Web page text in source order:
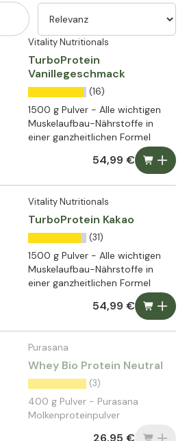
Vitality Nutritionals
TurboProtein
Vanillegeschmack
(16)
1500 g Pulver - Alle wichtigen
Muskelaufbau-Nährstoffe in
einer ganzheitlichen Formel
54,99 €
Vitality Nutritionals
TurboProtein Kakao
(31)
1500 g Pulver - Alle wichtigen
Muskelaufbau-Nährstoffe in
einer ganzheitlichen Formel
54,99 €
Purasana
Whey Bio Protein Neutral
(3)
400 g Pulver - Purasana
Molkenproteinpulver
26,95 €